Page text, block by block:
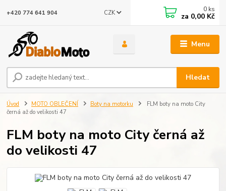
Menu
CZK
Hledat
+420 774 641 904 0 ks
za 0,00 Kč
Úvod MOTO OBLEČENÍ Boty na motorku
FLM boty na moto City
černá až do velikosti 47
FLM boty na moto City černá až
do velikosti 47